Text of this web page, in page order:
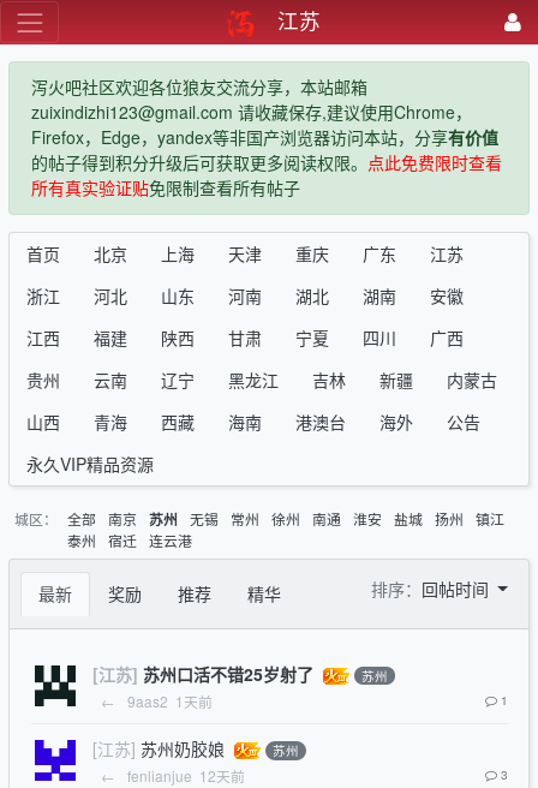
江苏
泻火吧社区欢迎各位狼友交流分享，本站邮箱
zuixindizhi123@gmail.com 请收藏保存,建议使用Chrome，
Firefox，Edge，yandex等非国产浏览器访问本站，分享有价值
的帖子得到积分升级后可获取更多阅读权限。 点此免费限时查看
所有真实验证贴免限制查看所有帖子
首页 北京 上海 天津 重庆 广东
江苏
浙江
河北 山东 河南 湖北 湖南
安徽
江西
福建 陕西 甘肃 宁夏 四川
广西
贵州
云南 辽宁 黑龙江 吉林 新疆
内蒙古
山西
青海 西藏 海南 港澳台 海外
公告
永久VIP精品资源
城区： 全部 南京 苏州 无锡 常州 徐州 南通 淮安 盐城 扬州
镇江
泰州
宿迁 连云港
最新 奖励 推荐 精华 排序： 回帖时间
[江苏] 苏州口活不错25岁射了 苏州
← 9aas2 1天前 1
[江苏] 苏州奶胶娘 苏州
← fenlianjue 12天前 3